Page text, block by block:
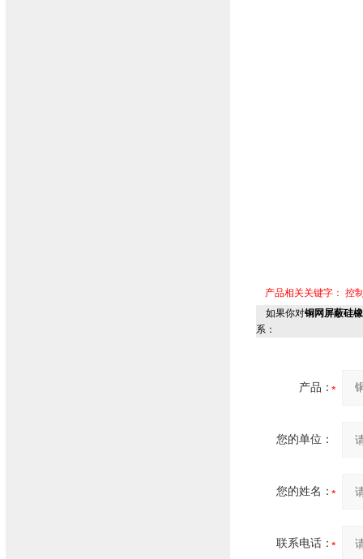
产品相关关键字： 控
如果你对铜网屏蔽硅
系：
产品：
您的单位：
您的姓名：
联系电话：